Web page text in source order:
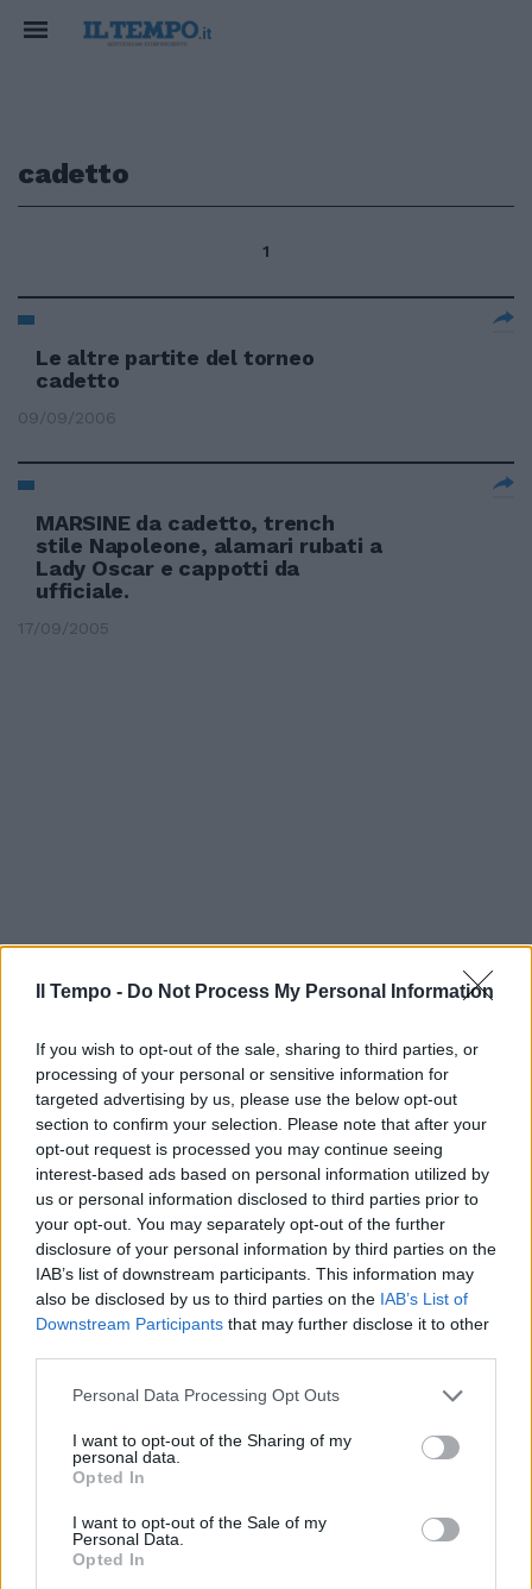
Il Tempo - Do Not Process My Personal Information
If you wish to opt-out of the sale, sharing to third parties, or
processing of your personal or sensitive information for
targeted advertising by us, please use the below opt-out
section to confirm your selection. Please note that after your
opt-out request is processed you may continue seeing
interest-based ads based on personal information utilized by
us or personal information disclosed to third parties prior to
your opt-out. You may separately opt-out of the further
disclosure of your personal information by third parties on the
IAB’s list of downstream participants. This information may
also be disclosed by us to third parties on the IAB’s List of
Downstream Participants that may further disclose it to other
Personal Data Processing Opt Outs
I want to opt-out of the Sharing of my
personal data.
Opted In
I want to opt-out of the Sale of my
Personal Data.
Opted In
cadetto
1
Le altre partite del torneo
cadetto
09/09/2006
MARSINE da cadetto, trench
stile Napoleone, alamari rubati a
Lady Oscar e cappotti da
ufficiale.
17/09/2005
stasera parte il torneo cadetto
Preziosi: «Tutto si sarebbe
potuto risolvere molto prima»
10/09/2003
Oggi Assemblea di Lega. Galliani
vuole che il torneo cadetto
parta domenica I ribelli chiedono
6 promozioni. Il Tar respinge il
ricorso di Cellino contro il Coni
Approvato dal governo il
Oggi la Federcalcio ufficializzerà
l'allargamento del torneo
cadetto Serie B a 24 squadre,